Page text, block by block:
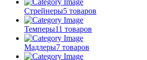
Стрейнеры5 товаров
Темперы11 товаров
Мадлеры7 товаров